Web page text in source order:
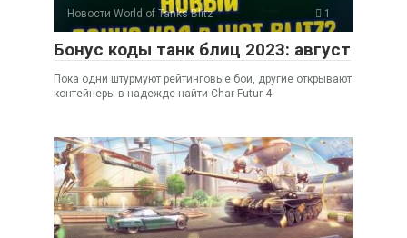
Новости World of Tanks Blitz 1
Бонус коды танк блиц 2023: август
Пока одни штурмуют рейтинговые бои, другие открывают
контейнеры в надежде найти Char Futur 4